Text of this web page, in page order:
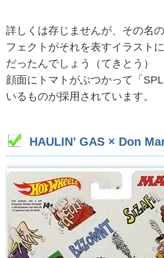
詳しくは存じませんが、その名
フェクトがそれを表すイラスト
だったんでしょう（てきとう）
顔面にトマトがぶつかって「
いるものが採用されています。
HAULIN’ GAS × Don